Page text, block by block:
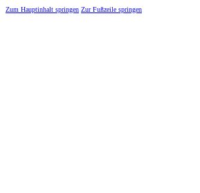
Zum Hauptinhalt springen Zur Fußzeile springen